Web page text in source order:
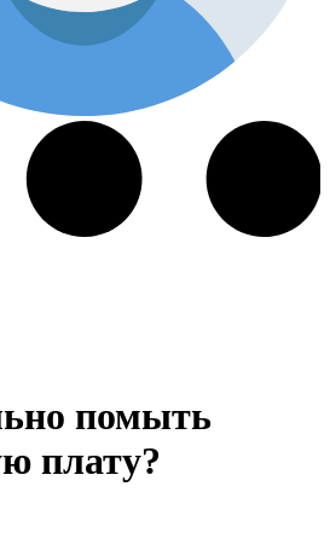
помыть
плату?